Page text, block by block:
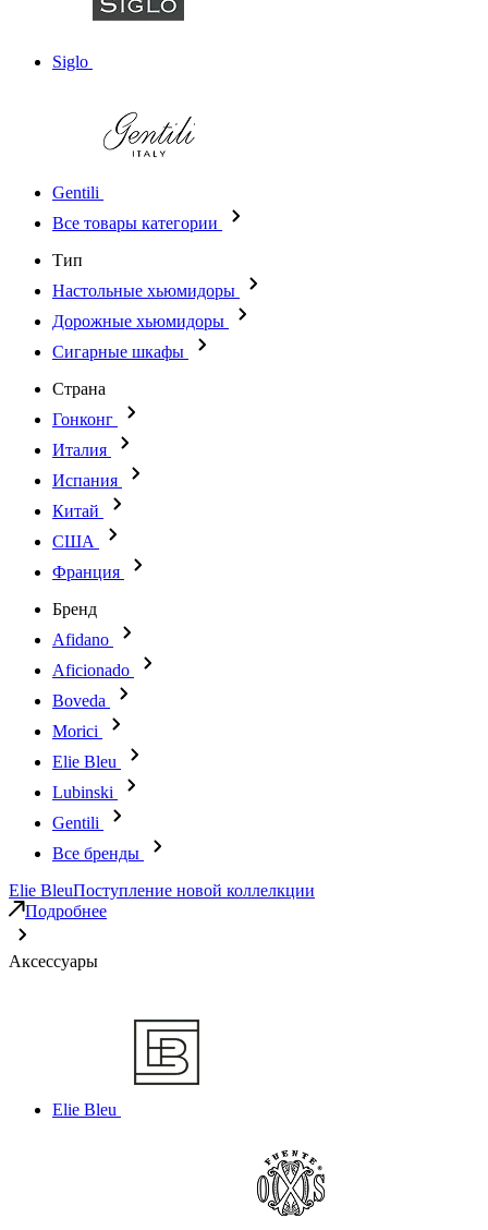
Siglo
Gentili
Все товары категории
Тип
Настольные хьюмидоры
Дорожные хьюмидоры
Сигарные шкафы
Страна
Гонконг
Италия
Испания
Китай
США
Франция
Бренд
Afidano
Aficionado
Boveda
Morici
Elie Bleu
Lubinski
Gentili
Все бренды
Elie BleuПоступление новой коллелкции
Подробнее
Аксессуары
Elie Bleu